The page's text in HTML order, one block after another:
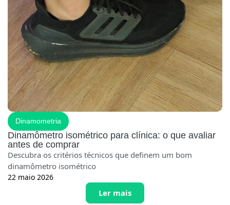
Dinamometria
Dinamômetro isométrico para clínica: o que avaliar
antes de comprar
Descubra os critérios técnicos que definem um bom
dinamômetro isométrico
22 maio 2026
Ler mais